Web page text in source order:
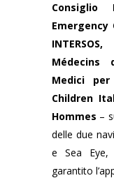
Emergency
Médecins
Medici
Children
Hommes –
delle due
e Sea
garantito